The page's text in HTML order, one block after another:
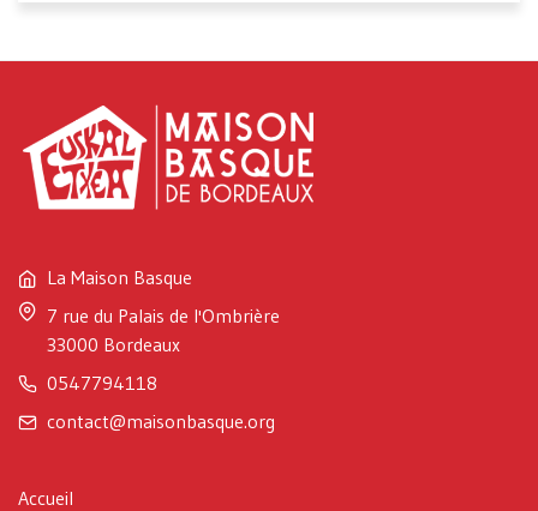
La Maison Basque
7 rue du Palais de l'Ombrière
33000 Bordeaux
0547794118
contact@maisonbasque.org
Accueil